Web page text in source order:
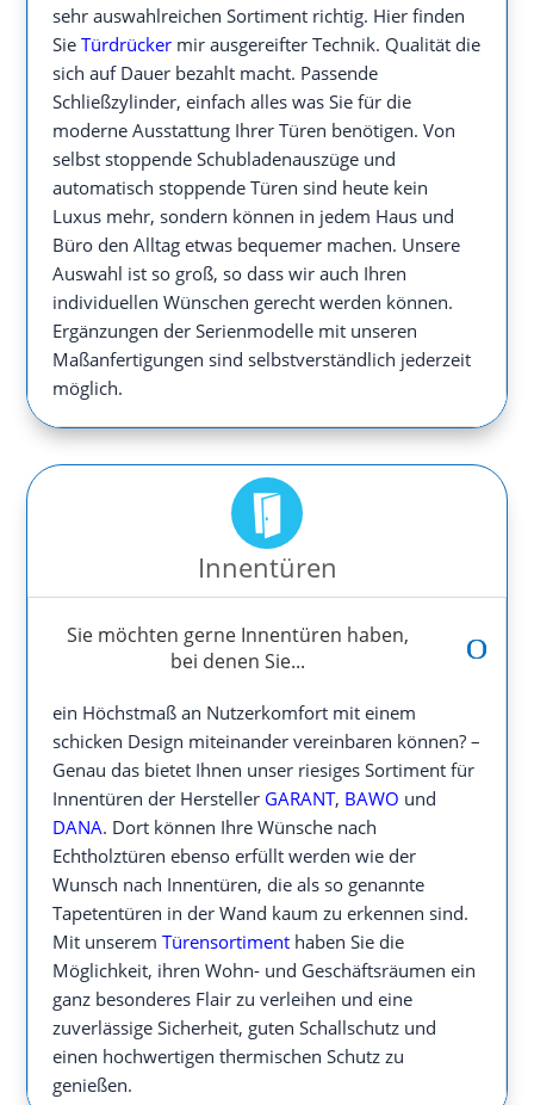
sehr auswahlreichen Sortiment richtig. Hier finden
SieTürdrücker mir ausgereifter Technik. Qualität die
sich auf Dauer bezahlt macht. Passende
Schließzylinder, einfach alles was Sie für die
moderne Ausstattung Ihrer Türen benötigen. Von
selbst stoppende Schubladenauszüge und
automatisch stoppende Türen sind heute kein
Luxus mehr, sondern können in jedem Haus und
Büro den Alltag etwas bequemer machen. Unsere
Auswahl ist so groß, so dass wir auch Ihren
individuellen Wünschen gerecht werden können.
Ergänzungen der Serienmodelle mit unseren
Maßanfertigungen sind selbstverständlich jederzeit
möglich.
Innentüren
Sie möchten gerne Innentüren haben,
bei denen Sie...
ein Höchstmaß an Nutzerkomfort mit einem
schicken Design miteinander vereinbaren können? –
Genau das bietet Ihnen unser riesiges Sortiment für
Innentüren der Hersteller GARANT, BAWO und
DANA. Dort können Ihre Wünsche nach
Echtholztüren ebenso erfüllt werden wie der
Wunsch nach Innentüren, die als so genannte
Tapetentüren in der Wand kaum zu erkennen sind.
Mit unseremTürensortiment haben Sie die
Möglichkeit, ihren Wohn- und Geschäftsräumen ein
ganz besonderes Flair zu verleihen und eine
zuverlässige Sicherheit, guten Schallschutz und
einen hochwertigen thermischen Schutz zu
genießen.